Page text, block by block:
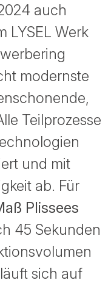
auch
LYSEL Werk
modernste
Teilprozesse
und mit
ab. Für
Plissees
45 Sekunden
sich auf